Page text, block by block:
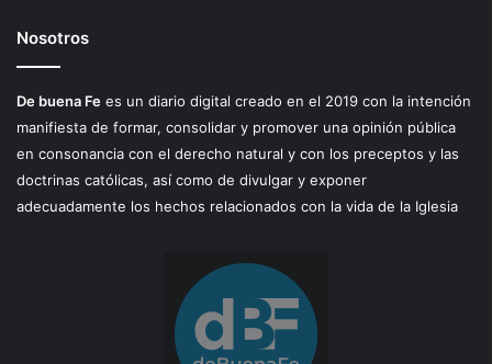
Nosotros
De buena Fe es un diario digital creado en el 2019 con la intención
manifiesta de formar, consolidar y promover una opinión pública
en consonancia con el derecho natural y con los preceptos y las
doctrinas católicas, así como de divulgar y exponer
adecuadamente los hechos relacionados con la vida de la Iglesia